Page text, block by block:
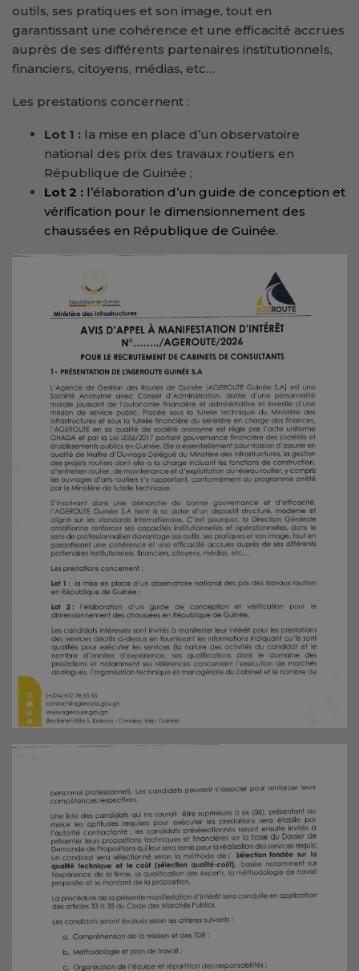
outils, ses pratiques et son image, tout en
garantissant une cohérence et une efficacité accrues
auprès de ses différents partenaires institutionnels,
financiers, citoyens, médias, etc…
Les prestations concernent :
Lot 1 : la mise en place d’un observatoire
national des prix des travaux routiers en
République de Guinée ;
Lot 2 : l’élaboration d’un guide de conception et
vérification pour le dimensionnement des
chaussées en République de Guinée.